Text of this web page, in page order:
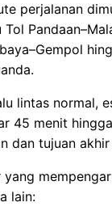
perjalanan
Tol
lintas normal,
45 menit
dan tujuan akhir
lain: